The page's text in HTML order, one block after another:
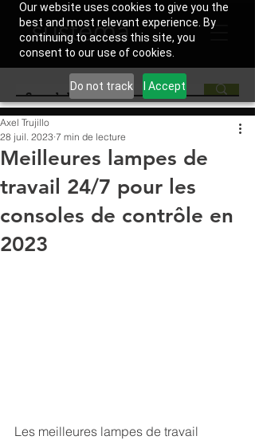
Our website uses cookies to give you the
best and most relevant experience. By
continuing to access this site, you
consent to our use of cookies.
Do not track I Accept
Meilleures lampes de
travail 24/7 pour les
consoles de contrôle en
2023
Axel Trujillo
28 juil. 2023 7 min de lecture
Les meilleures lampes de travail